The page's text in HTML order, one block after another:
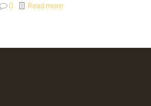
0 Read more